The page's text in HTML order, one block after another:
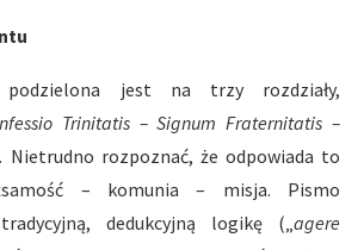
podzielona jest na trzy rozdziały,
Trinitatis – Signum Fraternitatis –
Nietrudno rozpoznać, że odpowiada to
– komunia – misja. Pismo
dedukcyjną logikę („agere